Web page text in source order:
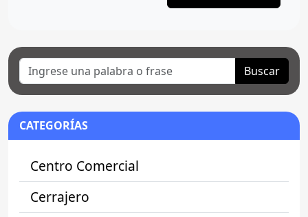
Buscar
CATEGORÍAS
Centro Comercial
Cerrajero